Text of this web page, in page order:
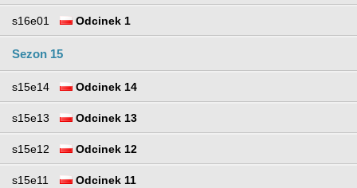
s16e01 Odcinek 1
Sezon 15
s15e14 Odcinek 14
s15e13 Odcinek 13
s15e12 Odcinek 12
s15e11 Odcinek 11